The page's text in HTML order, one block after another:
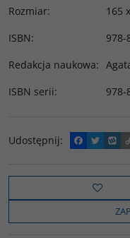
Rozmiar:
165
ISBN:
978-
Redakcja naukowa:
ISBN serii: 978-
Udostępnij:
F
a
e
o
k
T
w
t
t
e
W
y
o